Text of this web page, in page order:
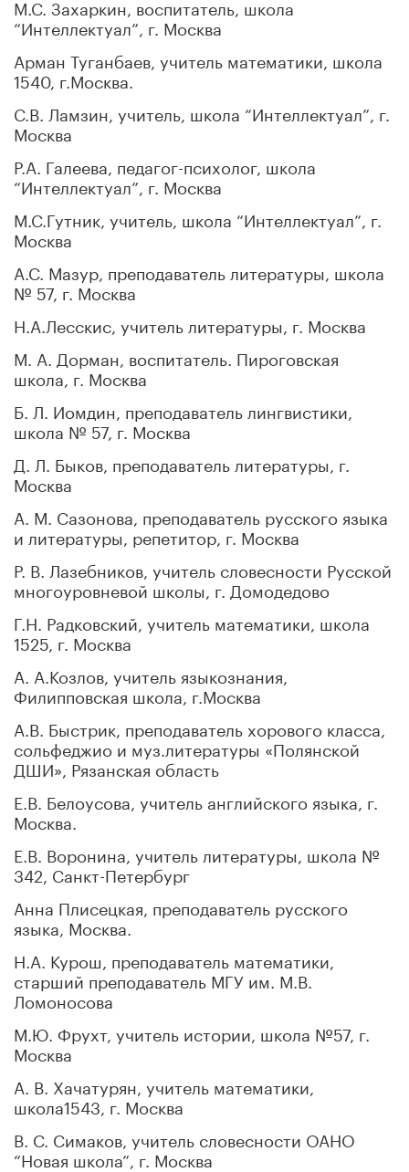
М.С. Захаркин, воспитатель, школа
“Интеллектуал”, г. Москва
Арман Туганбаев, учитель математики, школа
1540, г.Москва.
С.В. Ламзин, учитель, школа “Интеллектуал”, г.
Москва
Р.А. Галеева, педагог-психолог, школа
“Интеллектуал”, г. Москва
М.С.Гутник, учитель, школа “Интеллектуал”, г.
Москва
А.С. Мазур, преподаватель литературы, школа
№ 57, г. Москва
Н.А.Лесскис, учитель литературы, г. Москва
М. А. Дорман, воспитатель. Пироговская
школа, г. Москва
Б. Л. Иомдин, преподаватель лингвистики,
школа № 57, г. Москва
Д. Л. Быков, преподаватель литературы, г.
Москва
А. М. Сазонова, преподаватель русского языка
и литературы, репетитор, г. Москва
Р. В. Лазебников, учитель словесности Русской
многоуровневой школы, г. Домодедово
Г.Н. Радковский, учитель математики, школа
1525, г. Москва
А. А.Козлов, учитель языкознания,
Филипповская школа, г.Москва
А.В. Быстрик, преподаватель хорового класса,
сольфеджио и муз.литературы «Полянской
ДШИ», Рязанская область
Е.В. Белоусова, учитель английского языка, г.
Москва.
Е.В. Воронина, учитель литературы, школа №
342, Санкт-Петербург
Анна Плисецкая, преподаватель русского
языка, Москва.
Н.А. Курош, преподаватель математики,
старший преподаватель МГУ им. М.В.
Ломоносова
М.Ю. Фрухт, учитель истории, школа №57, г.
Москва
А. В. Хачатурян, учитель математики,
школа1543, г. Москва
В. С. Симаков, учитель словесности ОАНО
“Новая школа”, г. Москва